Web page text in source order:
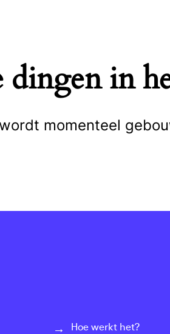
in
momenteel
Hoe werkt het?